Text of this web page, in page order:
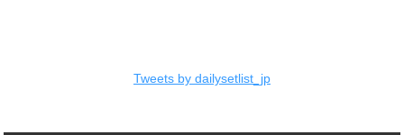
Tweets by dailysetlist_jp